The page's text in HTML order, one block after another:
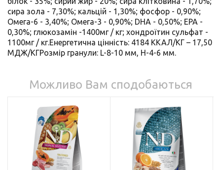
сира зола - 7,30%; кальцій - 1,30%; фосфор - 0,90%;
Омега-6 - 3,40%; Омега-3 - 0,90%; DHA - 0,50%; EPA -
0,30%; глюкозамін -1400мг / кг; хондроїтин сульфат -
1100мг / кг.Енергетична цінність: 4184 ККАЛ/КГ – 17,50
МДЖ/КГРозмір гранули: L-8-10 мм, H-4-6 мм.
Можливо Вам сподобаються